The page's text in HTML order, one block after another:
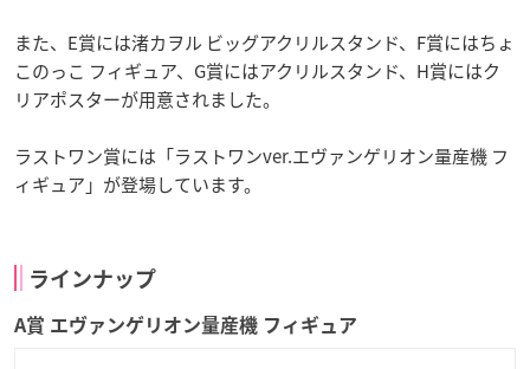
また、E賞には渚カヲル ビッグアクリルスタンド、F賞にはちょ
このっこ フィギュア、G賞にはアクリルスタンド、H賞にはク
リアポスターが用意されました。
ラストワン賞には「ラストワンver.エヴァンゲリオン量産機 フ
ィギュア」が登場しています。
ラインナップ
A賞 エヴァンゲリオン量産機 フィギュア